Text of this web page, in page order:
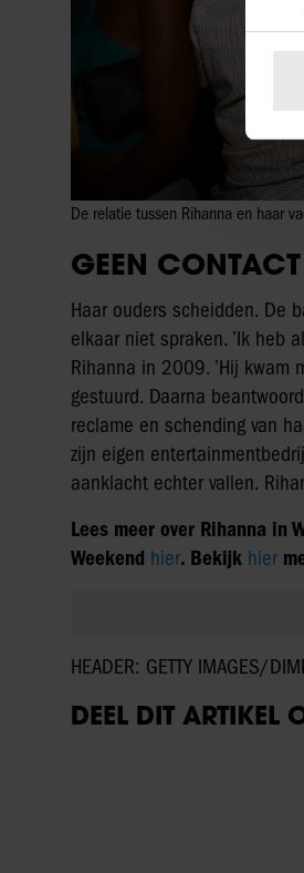
We
De relatie tussen Rihanna en haar
GEEN
Haar ouders scheidden. De
elkaar niet spraken. ’Ik heb
Rihanna in 2009. ’Hij kwam
gestuurd. Daarna
reclame en schending van
zijn eigen
aanklacht echter vallen.
Lees meer over Rihanna in
Weekend hier. Bekijk hier
HEADER: GETTY IMAGES/
DEEL DIT